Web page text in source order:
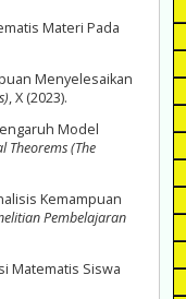
Materi Pada
Menyelesaikan
, X (2023).
Model
Theorems (The
Kemampuan
Pembelajaran
Matematis Siswa